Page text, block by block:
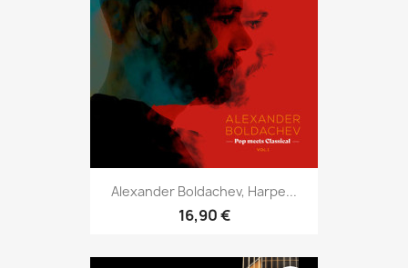
Alexander Boldachev, Harpe...
16,90 €